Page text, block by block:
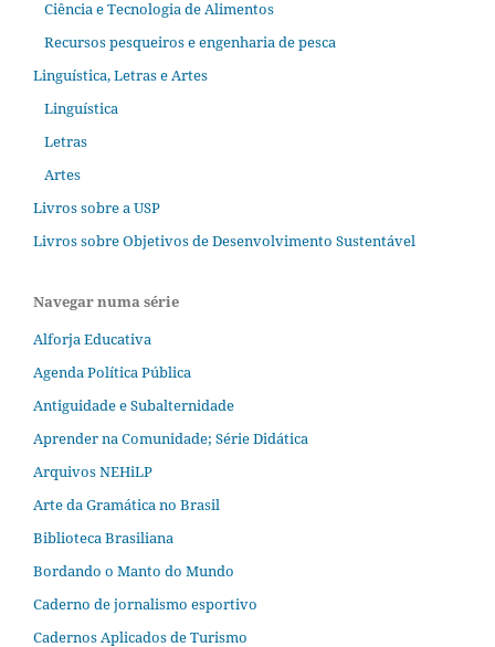
Ciência e Tecnologia de Alimentos
Recursos pesqueiros e engenharia de pesca
Linguística, Letras e Artes
Linguística
Letras
Artes
Livros sobre a USP
Livros sobre Objetivos de Desenvolvimento Sustentável
Navegar numa série
Alforja Educativa
Agenda Política Pública
Antiguidade e Subalternidade
Aprender na Comunidade; Série Didática
Arquivos NEHiLP
Arte da Gramática no Brasil
Biblioteca Brasiliana
Bordando o Manto do Mundo
Caderno de jornalismo esportivo
Cadernos Aplicados de Turismo